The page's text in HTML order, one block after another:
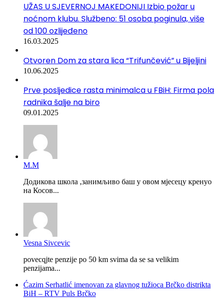
UŽAS U SJEVERNOJ MAKEDONIJI Izbio požar u
noćnom klubu. Službeno: 51 osoba poginula, više
od 100 ozlijeđeno
16.03.2025
Otvoren Dom za stara lica “Trifunčević” u Bijeljini
10.06.2025
Prve posljedice rasta minimalca u FBiH: Firma pola
radnika šalje na biro
09.01.2025
М.М
Додикова школа ,занимљиво баш у овом мјесецу кренуо
на Косов...
Vesna Sivcevic
povecqjte penzije po 50 km svima da se sa velikim
penzijama...
Ćazim Serhatlić imenovan za glavnog tužioca Brčko distrikta
BiH – RTV Puls Brčko